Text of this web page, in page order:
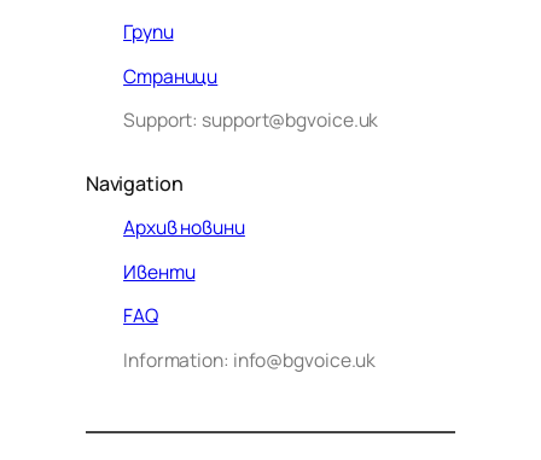
Групи
Страници
Support: support@bgvoice.uk
Navigation
Архив новини
Ивенти
FAQ
Information: info@bgvoice.uk
VOICE UK. С какво мога да